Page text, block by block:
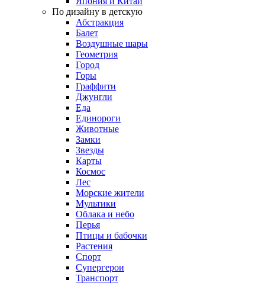
По дизайну в детскую
Абстракция
Балет
Воздушные шары
Геометрия
Город
Горы
Граффити
Джунгли
Еда
Единороги
Животные
Замки
Звезды
Карты
Космос
Лес
Морские жители
Мультики
Облака и небо
Перья
Птицы и бабочки
Растения
Спорт
Супергерои
Транспорт